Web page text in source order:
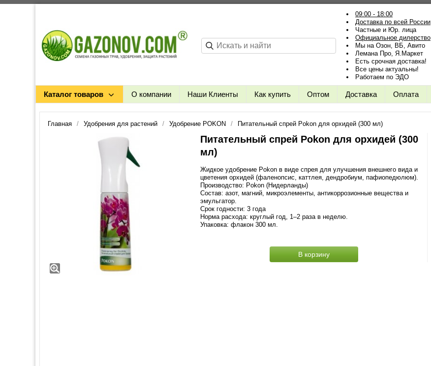
09:00 - 18:00
Доставка по всей России
Частные и Юр. лица
Официальное дилерство
Мы на Озон, ВБ, Авито
Лемана Про, Я.Маркет
Есть срочная доставка!
Все цены актуальны!
Работаем по ЭДО
Каталог товаров О компании Наши Клиенты Как купить Оптом Доставка Оплата
Главная Удобрения для растений Удобрение POKON Питательный спрей Pokon для орхидей (300 мл)
Питательный спрей Pokon для орхидей (300
мл)
Жидкое удобрение Pokon в виде спрея для улучшения внешнего вида и
цветения орхидей (фаленопсис, каттлея, дендробиум, пафиопедюлюм).
Производство: Pokon (Нидерланды)
Состав: азот, магний, микроэлементы, антикоррозионные вещества и
эмульгатор.
Срок годности: 3 года
Норма расхода: круглый год, 1–2 раза в неделю.
Упаковка: флакон 300 мл.
В корзину